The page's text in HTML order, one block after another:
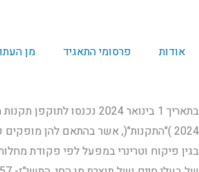
אודות
פרסומי התאגיד מן
בתאריך 1 בינואר 2024 נכנסו לתוקפן תקנות מחלות בעלי חיים )אגרות בעד פיקוח וטרינרי במפעל(, תשפ"ד-
2024 )"התקנות"(, אשר בהתאם להן מופקים כלל חיובי האגרה של התאגיד לפיקוח וטרינרי )"התאגיד"(
בגין פיקוח וטרינרי במפעל לפי פקודת מחלות בעלי חיים